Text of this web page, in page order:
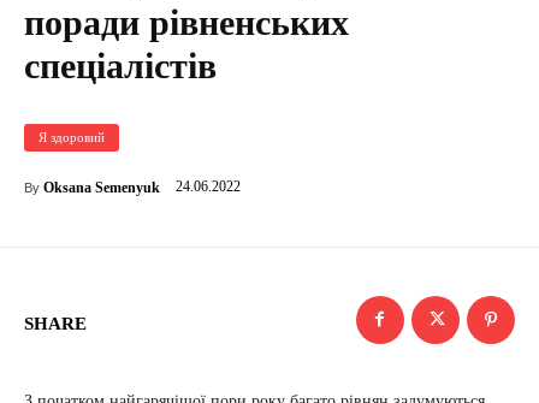
поради рівненських
спеціалістів
Я здоровий
By Oksana Semenyuk 24.06.2022
SHARE